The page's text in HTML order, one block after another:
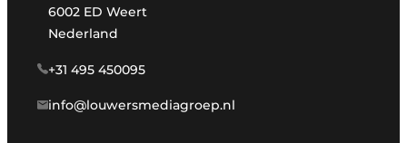
6002 ED Weert
Nederland
+31 495 450095
info@louwersmediagroep.nl